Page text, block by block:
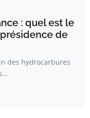
: quel est le
de
des hydrocarbures